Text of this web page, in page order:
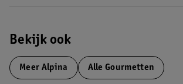
Bekijk ook
Meer Alpina Alle Gourmetten